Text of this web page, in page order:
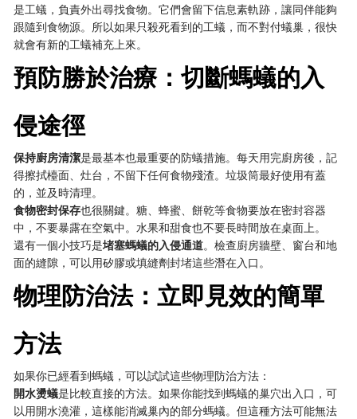
是工蟻，負責外出尋找食物。它們會留下信息素軌跡，讓同伴能夠
跟隨到食物源。所以如果只殺死看到的工蟻，而不對付蟻巢，很快
就會有新的工蟻補充上來。
預防勝於治療：切斷螞蟻的入
侵途徑
保持廚房清潔是最基本也最重要的防蟻措施。每天用完廚房後，記
得擦拭檯面、灶台，不留下任何食物殘渣。垃圾筒最好使用有蓋
的，並及時清理。
食物密封保存也很關鍵。糖、蜂蜜、餅乾等食物要放在密封容器
中，不要暴露在空氣中。水果和甜食也不要長時間放在桌面上。
還有一個小技巧是堵塞螞蟻的入侵通道。檢查廚房牆壁、窗台和地
面的縫隙，可以用矽膠或填縫劑封堵這些潛在入口。
物理防治法：立即見效的簡單
方法
如果你已經看到螞蟻，可以試試這些物理防治方法：
開水燙蟻是比較直接的方法。如果你能找到螞蟻的巢穴出入口，可
以用開水澆灌，這樣能消滅巢內的部分螞蟻。但這種方法可能無法